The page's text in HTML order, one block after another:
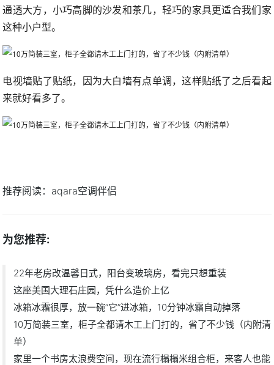
通透大方，小巧高脚的沙发和茶几，轻巧的家具更适合我们家
这种小户型。
电视墙贴了贴纸，因为大白墙有点单调，这样贴纸了之后看起
来就好看多了。
推荐阅读： aqara空调伴侣
为您推荐:
22年老房改温馨日式，阳台变玻璃房，看完只想重装
这座美国大理石庄园，凭什么造价上亿
冰箱冰霜很厚，放一碗“它”进冰箱，10分钟冰霜自动掉落
10万简装三室，柜子全都请木工上门打的，省了不少钱（内附清
单）
家里一个书房太浪费空间，现在流行榻榻米组合柜，来客人也能